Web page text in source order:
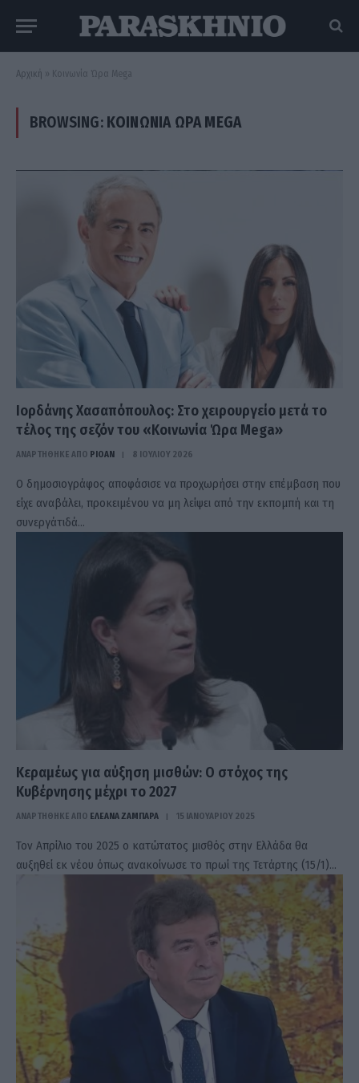
Αρχική » Κοινωνία Ώρα Mega
BROWSING: ΚΟΙΝΩΝΊΑ ΏΡΑ MEGA
Ιορδάνης Χασαπόπουλος: Στο χειρουργείο μετά το
τέλος της σεζόν του «Κοινωνία Ώρα Mega»
ΑΝΑΡΤΗΘΗΚΕ ΑΠΟ PIOAN 8 ΙΟΥΛΊΟΥ 2026
Ο δημοσιογράφος αποφάσισε να προχωρήσει στην επέμβαση που
είχε αναβάλει, προκειμένου να μη λείψει από την εκπομπή και τη
συνεργάτιδά…
Κεραμέως για αύξηση μισθών: Ο στόχος της
Κυβέρνησης μέχρι το 2027
ΑΝΑΡΤΗΘΗΚΕ ΑΠΟ ΕΛΕΑΝΑ ΖΑΜΠΑΡΑ 15 ΙΑΝΟΥΑΡΊΟΥ 2025
Τον Απρίλιο του 2025 ο κατώτατος μισθός στην Ελλάδα θα
αυξηθεί εκ νέου όπως ανακοίνωσε το πρωί της Τετάρτης (15/1)…